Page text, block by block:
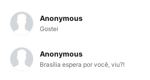
Anonymous
Gostei
Anonymous
Brasília espera por você, viu?!